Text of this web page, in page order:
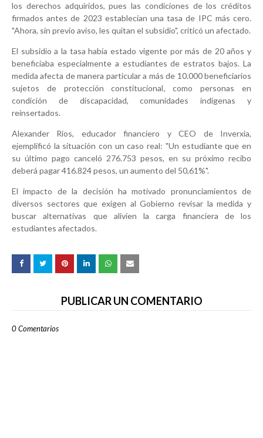
los derechos adquiridos, pues las condiciones de los créditos
firmados antes de 2023 establecían una tasa de IPC más cero.
"Ahora, sin previo aviso, les quitan el subsidio", criticó un afectado.
El subsidio a la tasa había estado vigente por más de 20 años y
beneficiaba especialmente a estudiantes de estratos bajos. La
medida afecta de manera particular a más de 10.000 beneficiarios
sujetos de protección constitucional, como personas en
condición de discapacidad, comunidades indígenas y
reinsertados.
Alexander Ríos, educador financiero y CEO de Inverxia,
ejemplificó la situación con un caso real: "Un estudiante que en
su último pago canceló 276.753 pesos, en su próximo recibo
deberá pagar 416.824 pesos, un aumento del 50,61%".
El impacto de la decisión ha motivado pronunciamientos de
diversos sectores que exigen al Gobierno revisar la medida y
buscar alternativas que alivien la carga financiera de los
estudiantes afectados.
PUBLICAR UN COMENTARIO
0 Comentarios